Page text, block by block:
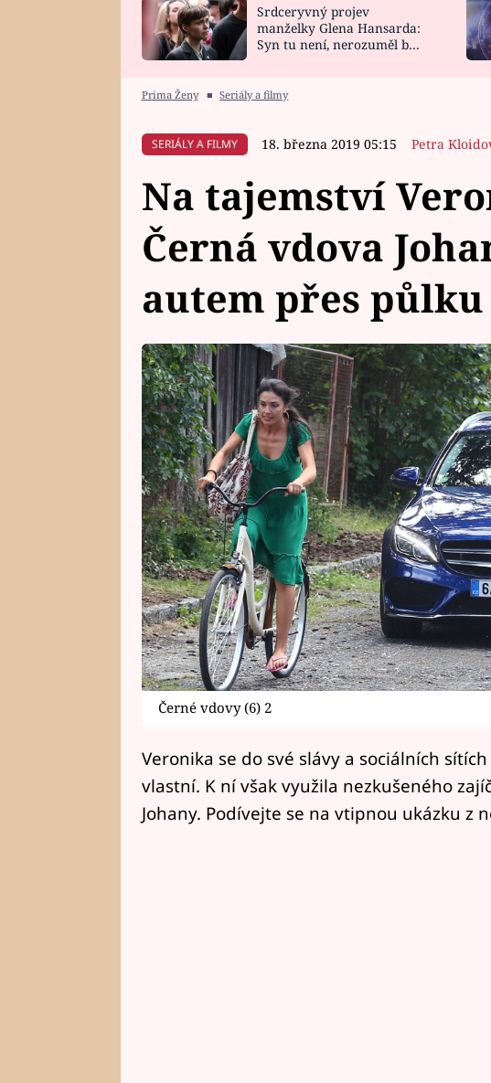
HOROSKOP NA
CELEBRITY
VAŘENÍ
Srdceryvný projev
manželky Glena Hansarda:
Syn tu není, nerozuměl by
Prima Ženy ■ Seriály a filmy
SERIÁLY A FILMY 18. března 2019 05:15 Petra
Na tajemství
Černá vdova
autem přes půlku
Černé vdovy (6) 2
Veronika se do své slávy a sociálních
vlastní. K ní však využila nezkušeného
Johany. Podívejte se na vtipnou ukázku z